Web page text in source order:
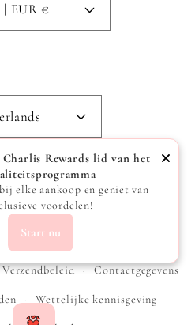
België | EUR €
by Shopify
Verzendbeleid Contactgegevens
Wettelijke kennisgeving
Charlis Rewards lid van het
elke aankoop en geniet van
voordelen!
Start nu